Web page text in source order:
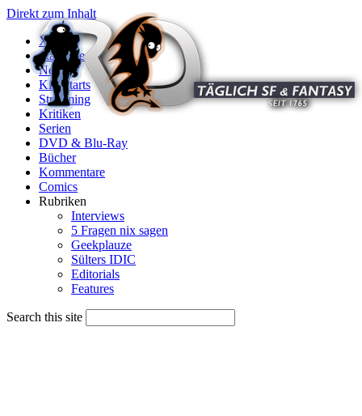
Direkt zum Inhalt
X
Startseite
News
Kinostarts
Streaming
Kritiken
Serien
DVD & Blu-Ray
Bücher
Kommentare
Comics
Rubriken
Interviews
5 Fragen nix sagen
Geekplauze
Sülters IDIC
Editorials
Features
Search this site